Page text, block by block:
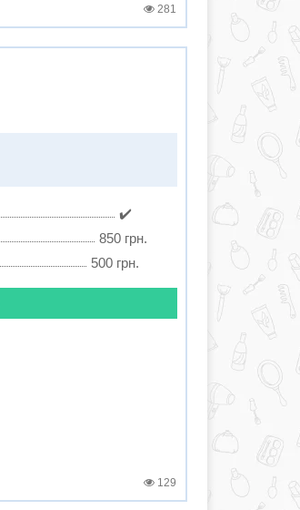
281
✔️
850 грн.
500 грн.
129